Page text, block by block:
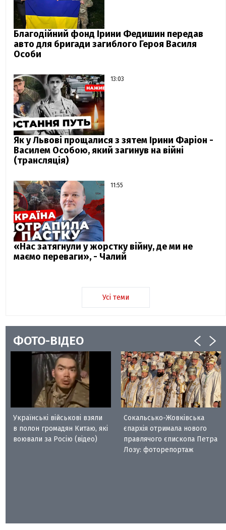
Благодійний фонд Ірини Федишин передав
авто для бригади загиблого Героя Василя
Особи
13:03
Як у Львові прощалися з зятем Ірини Фаріон -
Василем Особою, який загинув на війні
(трансляція)
11:55
«Нас затягнули у жорстку війну, де ми не
маємо переваги», - Чалий
Усі теми
ФОТО-ВІДЕО
Українські військові взяли
в полон громадян Китаю, які
воювали за Росію (відео)
Сокальсько-Жовківська
єпархія отримала нового
правлячого єпископа Петра
Лозу: фоторепортаж